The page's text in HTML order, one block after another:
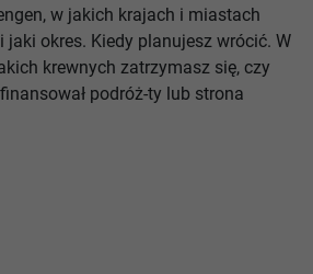
w jakich krajach i miastach
jaki okres. Kiedy planujesz wrócić. W
krewnych zatrzymasz się, czy
podróż-ty lub strona